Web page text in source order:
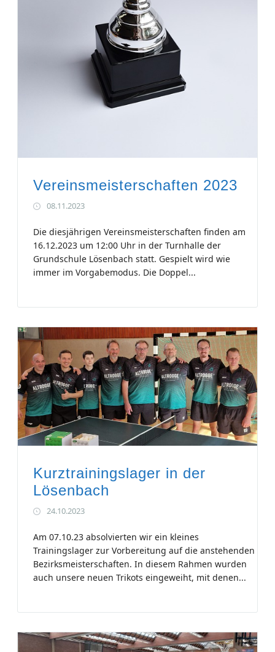
Vereinsmeisterschaften 2023
08.11.2023
Die diesjährigen Vereinsmeisterschaften finden am
16.12.2023 um 12:00 Uhr in der Turnhalle der
Grundschule Lösenbach statt. Gespielt wird wie
immer im Vorgabemodus. Die Doppel...
Kurztrainingslager in der
Lösenbach
24.10.2023
Am 07.10.23 absolvierten wir ein kleines
Trainingslager zur Vorbereitung auf die anstehenden
Bezirksmeisterschaften. In diesem Rahmen wurden
auch unsere neuen Trikots eingeweiht, mit denen...